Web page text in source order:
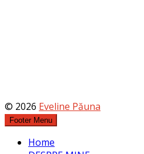
© 2026 Eveline Păuna
Footer Menu
Home